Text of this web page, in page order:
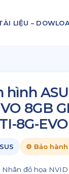
LIỆU –
hình
8GB
8G-
⚙ Bảo
Nhân đồ họa